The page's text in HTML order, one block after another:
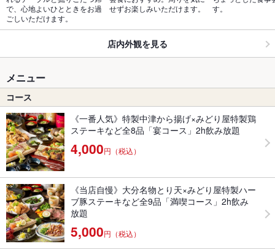
で、心地よいひとときをお過
ごしいただけます。
せずお楽しみいただけます。
す。
店内外観を見る
メニュー
コース
《一番人気》特製中津から揚げ×みどり屋特製鶏
ステーキなど全8品「宴コース」2h飲み放題
4,000円（税込）
《当店自慢》大分名物とり天×みどり屋特製ハー
ブ豚ステーキなど全9品「満喫コース」2h飲み
放題
5,000円（税込）